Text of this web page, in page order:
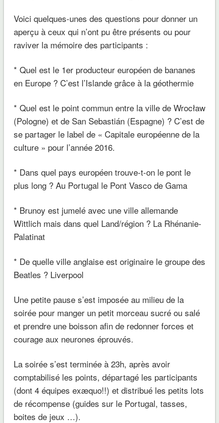
Voici quelques-unes des questions pour donner un
aperçu à ceux qui n’ont pu être présents ou pour
raviver la mémoire des participants :
* Quel est le 1er producteur européen de bananes
en Europe ? C’est l’Islande grâce à la géothermie
* Quel est le point commun entre la ville de Wrocław
(Pologne) et de San Sebastián (Espagne) ? C’est de
se partager le label de « Capitale européenne de la
culture » pour l’année 2016.
* Dans quel pays européen trouve-t-on le pont le
plus long ? Au Portugal le Pont Vasco de Gama
* Brunoy est jumelé avec une ville allemande
Wittlich mais dans quel Land/région ? La Rhénanie-
Palatinat
* De quelle ville anglaise est originaire le groupe des
Beatles ? Liverpool
Une petite pause s’est imposée au milieu de la
soirée pour manger un petit morceau sucré ou salé
et prendre une boisson afin de redonner forces et
courage aux neurones éprouvés.
La soirée s’est terminée à 23h, après avoir
comptabilisé les points, départagé les participants
(dont 4 équipes exæquo!!) et distribué les petits lots
de récompense (guides sur le Portugal, tasses,
boites de jeux …).